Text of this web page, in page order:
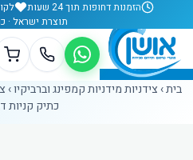
דלג לתוכןהזמנות דחופות תוך 24 שעות
תוצרת ישראל ·
בית› צידניות מידניות קמפינג וברביקיו›
כתיק קניות